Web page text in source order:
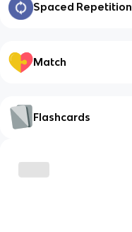
Spaced Repetition
Match
Flashcards